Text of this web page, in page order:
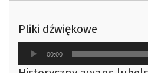
Pliki dźwiękowe
Odtwarzacz
plików
00:00